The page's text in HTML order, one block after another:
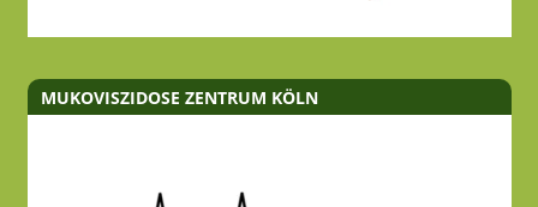
MUKOVISZIDOSE ZENTRUM KÖLN